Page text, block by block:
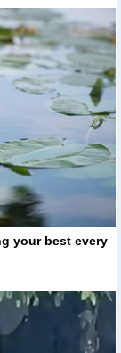
your best every